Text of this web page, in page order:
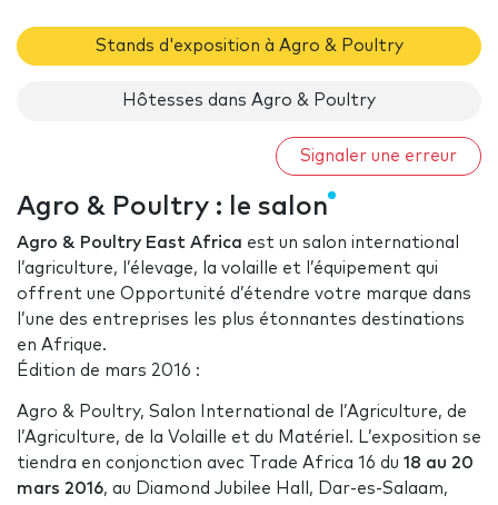
Stands d'exposition à Agro & Poultry
Hôtesses dans Agro & Poultry
Signaler une erreur
Agro & Poultry : le salon
Agro & Poultry East Africa est un salon international
l’agriculture, l’élevage, la volaille et l’équipement qui
offrent une Opportunité d’étendre votre marque dans
l’une des entreprises les plus étonnantes destinations
en Afrique.
Édition de mars 2016 :
Agro & Poultry, Salon International de l’Agriculture, de
l’Agriculture, de la Volaille et du Matériel. L’exposition se
tiendra en conjonction avec Trade Africa 16 du 18 au 20
mars 2016, au Diamond Jubilee Hall, Dar-es-Salaam,